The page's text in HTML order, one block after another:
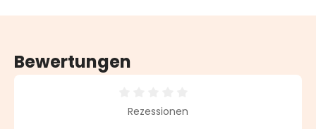
Bewertungen
Durchschnittliche Bewertung von 0 von 5 Sternen
Rezessionen